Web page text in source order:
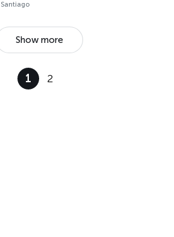
Santiago
Show more
1 2